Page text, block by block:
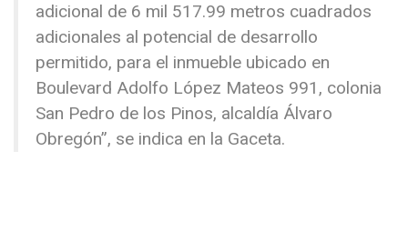
adicional de 6 mil 517.99 metros cuadrados
adicionales al potencial de desarrollo
permitido, para el inmueble ubicado en
Boulevard Adolfo López Mateos 991, colonia
San Pedro de los Pinos, alcaldía Álvaro
Obregón”, se indica en la Gaceta.